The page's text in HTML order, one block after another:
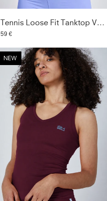
Tennis Loose Fit Tanktop V-Neck, lavendel blau
59 €
NEW